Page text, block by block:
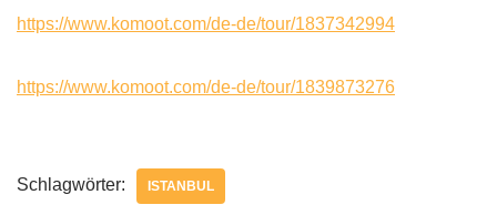
https://www.komoot.com/de-de/tour/1837342994
https://www.komoot.com/de-de/tour/1839873276
Schlagwörter: ISTANBUL